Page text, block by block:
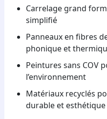
Carrelage grand
simplifié
Panneaux en fibres
phonique et
Peintures sans COV
l’environnement
Matériaux recyclés
durable et esthétique